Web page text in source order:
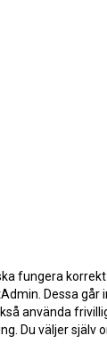
fungera
Dessa går
använda
Du väljer själv